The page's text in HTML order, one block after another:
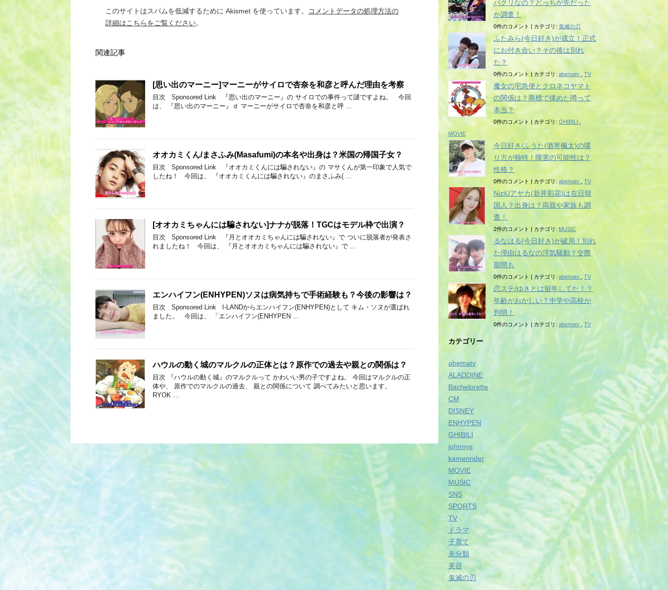
このサイトはスパムを低減するために Akismet を使っています。
コメントデータの処理方法の
詳細はこちらをご覧ください。
関連記事
[思い出のマーニー]マーニーがサイロで杏奈を和彦と呼んだ理由を考察
目次 Sponsored Link 『思い出のマーニー』の サイロでの事件って謎ですよね。 今回
は、 『思い出のマーニー』ｄ マーニーがサイロで杏奈を和彦と呼 …
オオカミくん/まさふみ(Masafumi)の本名や出身は？米国の帰国子女？
目次 Sponsored Link 『オオカミくんには騙されない』の マサくんが第一印象で人気で
したね！ 今回は、 『オオカミくんには騙されない』のまさふみ( …
[オオカミちゃんには騙されない]ナナが脱落！TGCはモデル枠で出演？
目次 Sponsored Link 『月とオオカミちゃんには騙されない』で ついに脱落者が発表さ
れましたね！ 今回は、 『月とオオカミちゃんには騙されない』で …
エンハイフン(ENHYPEN)ソヌは病気持ちで手術経験も？今後の影響は？
目次 Sponsored Link I-LANDからエンハイフン(ENHYPEN)として キム・ソヌが選ばれ
ました。 今回は、 「エンハイフン(ENHYPEN …
ハウルの動く城のマルクルの正体とは？原作での過去や親との関係は？
目次 『ハウルの動く城』のマルクルって かわいい男の子ですよね。 今回はマルクルの正
体や、 原作でのマルクルの過去、 親との関係について 調べてみたいと思います。
RYOK …
パクリなの？どっちが先だった
か調査！
0件のコメント | カテゴリ: 鬼滅の刃
ふたみら(今日好き)が成立！正式
にお付き合い？その後は別れ
た？
0件のコメント | カテゴリ: abematv TV
魔女の宅急便とクロネコヤマト
の関係は？商標で揉めた噂って
本当？
0件のコメント | カテゴリ: GHIBILI
MOVIE
今日好き/ふうた(酒寄楓太)の喋
り方が独特！障害の可能性は？
性格？
0件のコメント | カテゴリ:abematv TV
NiziUアヤカ(新井彩花)は在日韓
国人？出身は？両親や家族も調
査！
2件のコメント | カテゴリ: MUSIC
るなはる(今日好き)が破局！別れ
た理由はるなの浮気騒動？交際
期間も
0件のコメント | カテゴリ: abematv TV
恋ステ/ゆきとは留年してた！？
年齢がおかしい？中学や高校が
判明！
0件のコメント | カテゴリ: abematv TV
カテゴリー
abematv
ALADDINE
Bachelorette
CM
DISNEY
ENHYPEN
GHIBILI
johnnys
kamenrider
MOVIE
MUSIC
SNS
SPORTS
TV
ドラマ
子育て
未分類
美容
鬼滅の刃